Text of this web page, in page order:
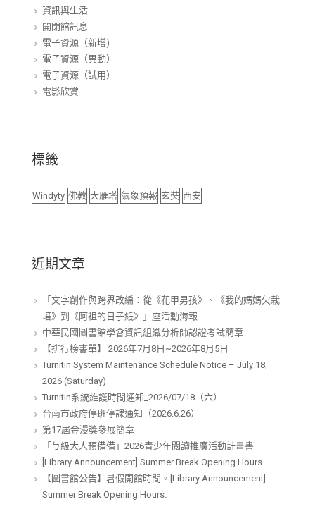
資訊與生活
開閉館訊息
電子資源（新增)
電子資源（異動）
電子資源（試用）
電影欣賞
標籤
Windyty 佛教 大雁塔 氣象預報 玄奘 西安
近期文章
「文字創作與跨界改編：從《花甲男孩》、《我的媽媽欠栽
培》到《阿祖的日子紙》」座活動海報
中華民國圖書館學會資訊組織分析師認證考試簡章
【排行榜書單】 2026年7月8日~2026年8月5日
Turnitin System Maintenance Schedule Notice – July 18,
2026 (Saturday)
Turnitin系統維護時間通知_2026/07/18（六）
台南市政府停班停課通知（2026.6.26）
第17屆金漫獎參展簡章
「ㄅ級大人預備備」2026青少年閱讀推廣活動計畫書
[Library Announcement] Summer Break Opening Hours.
【圖書館公告】暑假開館時間。[Library Announcement]
Summer Break Opening Hours.